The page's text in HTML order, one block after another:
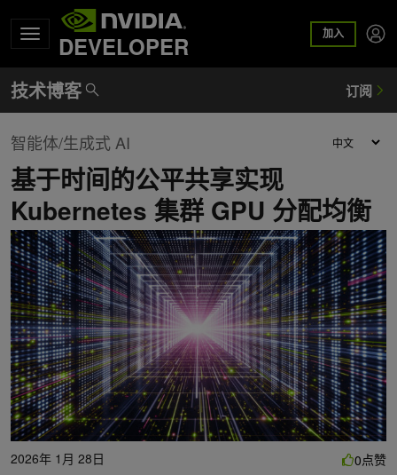
DEVELOPER 加入
智能体/生成式 AI
基于时间的公平共享实现
Kubernetes 集群 GPU 分配均衡
2026年 1月 28日
0点赞